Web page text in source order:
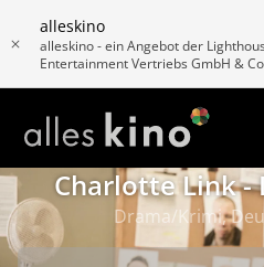
alleskino
alleskino - ein Angebot der
Entertainment Vertriebs GmbH &
Charlotte Link -
Drama/Krimi,